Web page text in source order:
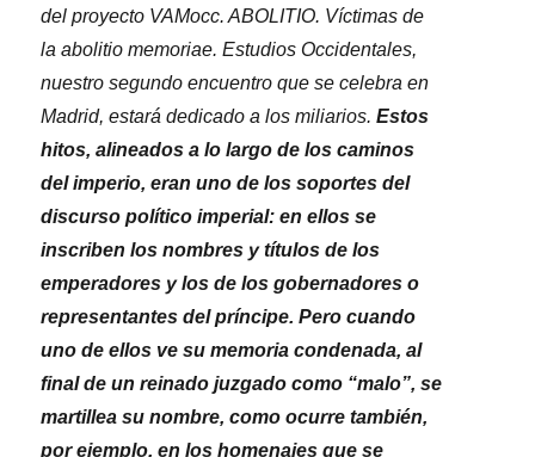
del proyecto VAMocc. ABOLITIO. Víctimas de
la abolitio memoriae. Estudios Occidentales,
nuestro segundo encuentro que se celebra en
Madrid, estará dedicado a los miliarios.Estos
hitos, alineados a lo largo de los caminos
del imperio, eran uno de los soportes del
discurso político imperial: en ellos se
inscriben los nombres y títulos de los
emperadores y los de los gobernadores o
representantes del príncipe. Pero cuando
uno de ellos ve su memoria condenada, al
final de un reinado juzgado como “malo”, se
martillea su nombre, como ocurre también,
por ejemplo, en los homenajes que se